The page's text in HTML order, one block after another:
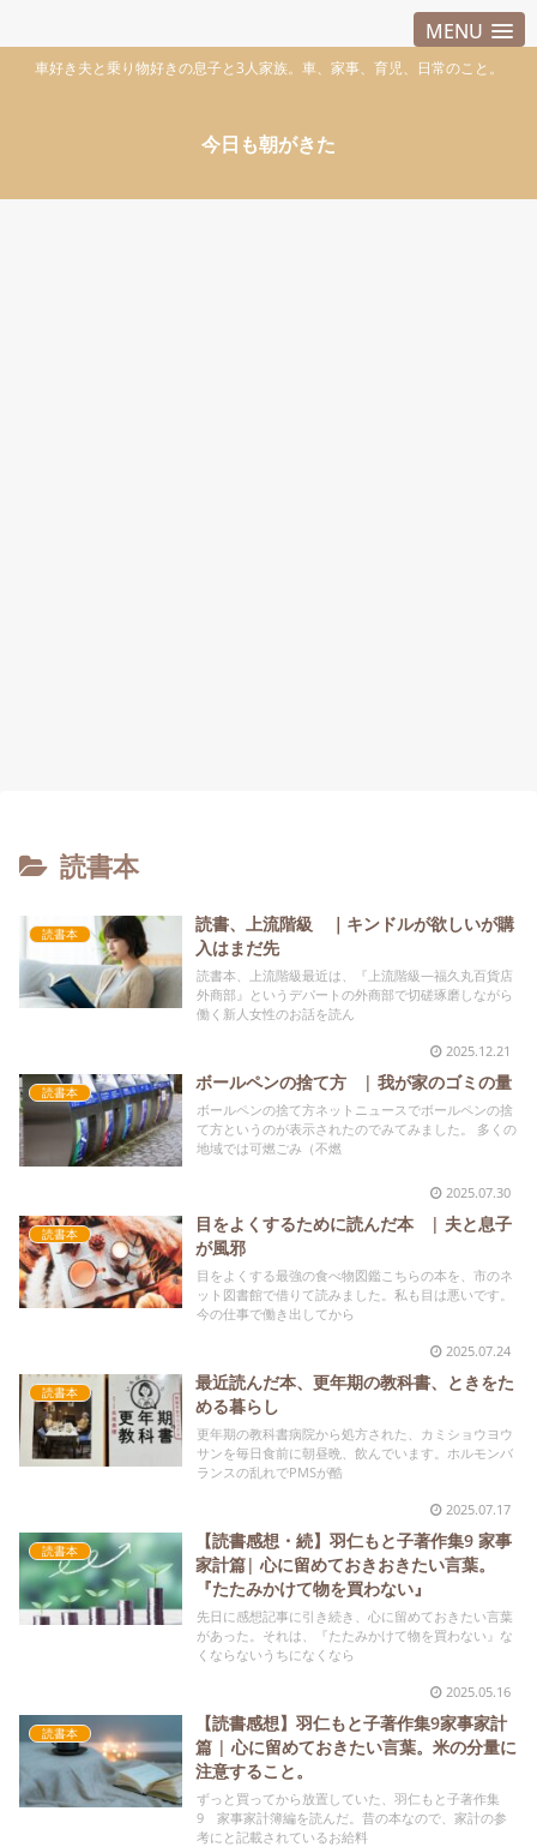
MENU
車好き夫と乗り物好きの息子と3人家族。車、家事、育児、日常のこと。
今日も朝がきた
読書本
読書本
読書、上流階級 ｜キンドルが欲しいが購
入はまだ先
読書本、上流階級最近は、『上流階級—福久丸百貨店
外商部』というデパートの外商部で切磋琢磨しながら
働く新人女性のお話を読ん
2025.12.21
読書本 ボールペンの捨て方 | 我が家のゴミの量
ボールペンの捨て方ネットニュースでボールペンの捨
て方というのが表示されたのでみてみました。 多くの
地域では可燃ごみ（不燃
2025.07.30
読書本
目をよくするために読んだ本 | 夫と息子
が風邪
目をよくする最強の食べ物図鑑こちらの本を、市のネ
ット図書館で借りて読みました。私も目は悪いです。
今の仕事で働き出してから
2025.07.24
読書本
最近読んだ本、更年期の教科書、ときをた
める暮らし
更年期の教科書病院から処方された、カミショウヨウ
サンを毎日食前に朝昼晩、飲んでいます。ホルモンバ
ランスの乱れでPMSが酷
2025.07.17
読書本
【読書感想・続】羽仁もと子著作集9 家事
家計篇| 心に留めておきおきたい言葉。
『たたみかけて物を買わない』
先日に感想記事に引き続き、心に留めておきたい言葉
があった。それは、『たたみかけて物を買わない』な
くならないうちになくなら
2025.05.16
読書本
【読書感想】羽仁もと子著作集9家事家計
篇 | 心に留めておきたい言葉。米の分量に
注意すること。
ずっと買ってから放置していた、羽仁もと子著作集
9 家事家計簿編を読んだ。昔の本なので、家計の参
考にと記載されているお給料